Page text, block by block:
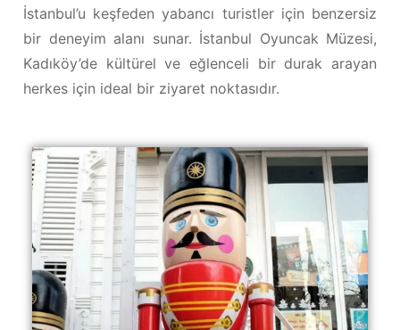
İstanbul’u keşfeden yabancı turistler için benzersiz
bir deneyim alanı sunar. İstanbul Oyuncak Müzesi,
Kadıköy’de kültürel ve eğlenceli bir durak arayan
herkes için ideal bir ziyaret noktasıdır.